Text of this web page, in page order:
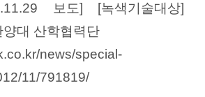
보도] [녹색기술대상]
양대 산학협력단
news/special-
11/791819/